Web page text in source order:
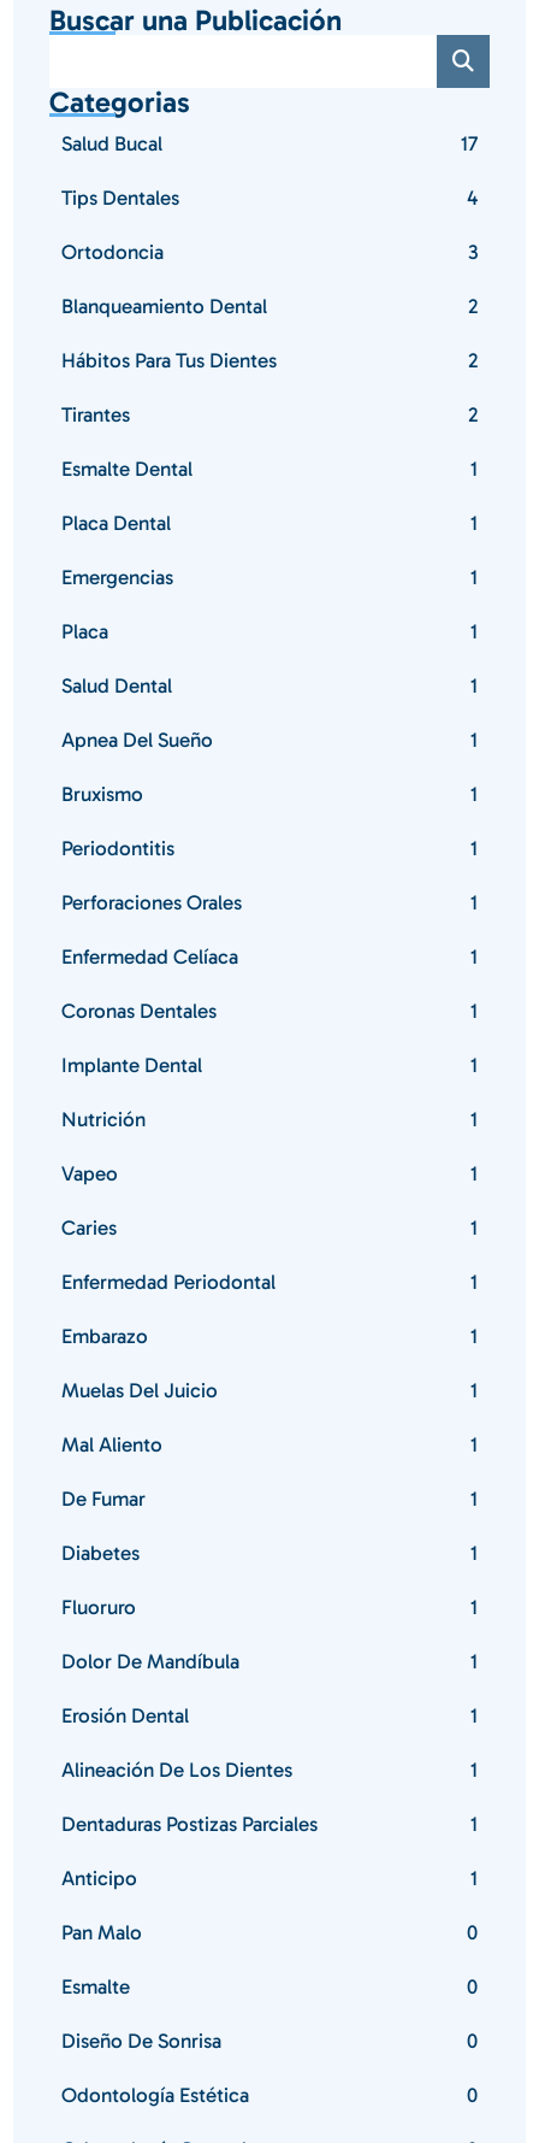
Buscar una Publicación
Categorias
Salud Bucal 17
Tips Dentales 4
Ortodoncia 3
Blanqueamiento Dental 2
Hábitos Para Tus Dientes 2
Tirantes 2
Esmalte Dental 1
Placa Dental 1
Emergencias 1
Placa 1
Salud Dental 1
Apnea Del Sueño 1
Bruxismo 1
Periodontitis 1
Perforaciones Orales 1
Enfermedad Celíaca 1
Coronas Dentales 1
Implante Dental 1
Nutrición 1
Vapeo 1
Caries 1
Enfermedad Periodontal 1
Embarazo 1
Muelas Del Juicio 1
Mal Aliento 1
De Fumar 1
Diabetes 1
Fluoruro 1
Dolor De Mandíbula 1
Erosión Dental 1
Alineación De Los Dientes 1
Dentaduras Postizas Parciales 1
Anticipo 1
Pan Malo 0
Esmalte 0
Diseño De Sonrisa 0
Odontología Estética 0